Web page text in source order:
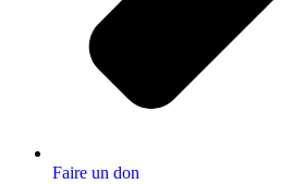
Faire un don